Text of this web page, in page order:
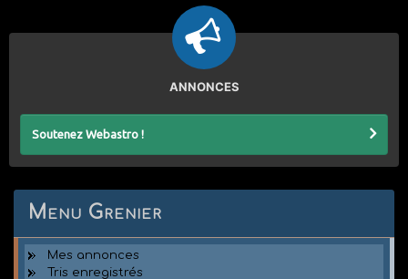
ANNONCES
Soutenez Webastro !
Menu Grenier
Mes annonces
Tris enregistrés